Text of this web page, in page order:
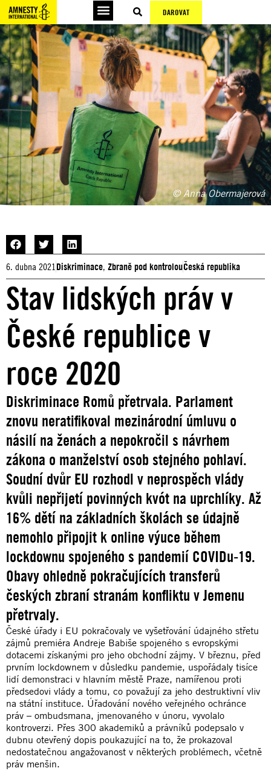
DAROVAT
© Anna Obermajerová
6. dubna 2021Diskriminace, Zbraně pod kontrolouČeská republika
Stav lidských práv v
České republice v
roce 2020
Diskriminace Romů přetrvala. Parlament
znovu neratifikoval mezinárodní úmluvu o
násilí na ženách a nepokročil s návrhem
zákona o manželství osob stejného pohlaví.
Soudní dvůr EU rozhodl v neprospěch vlády
kvůli nepřijetí povinných kvót na uprchlíky. Až
16% dětí na základních školách se údajně
nemohlo připojit k online výuce během
lockdownu spojeného s pandemií COVIDu-19.
Obavy ohledně pokračujících transferů
českých zbraní stranám konfliktu v Jemenu
přetrvaly.
České úřady i EU pokračovaly ve vyšetřování údajného střetu
zájmů premiéra Andreje Babiše spojeného s evropskými
dotacemi získanými pro jeho obchodní zájmy. V březnu, před
prvním lockdownem v důsledku pandemie, uspořádaly tisíce
lidí demonstraci v hlavním městě Praze, namířenou proti
předsedovi vlády a tomu, co považují za jeho destruktivní vliv
na státní instituce. Úřadování nového veřejného ochránce
práv – ombudsmana, jmenovaného v únoru, vyvolalo
kontroverzi. Přes 300 akademiků a právníků podepsalo v
dubnu otevřený dopis poukazující na to, že prokazoval
nedostatečnou angažovanost v některých problémech, včetně
práv menšin.